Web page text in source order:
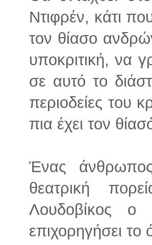
Ντιφρέν, κάτι
τον θίασο
υποκριτική, να
σε αυτό το
περιοδείες του
πια έχει τον
Ένας
θεατρική
Λουδοβίκος
επιχορηγήσει